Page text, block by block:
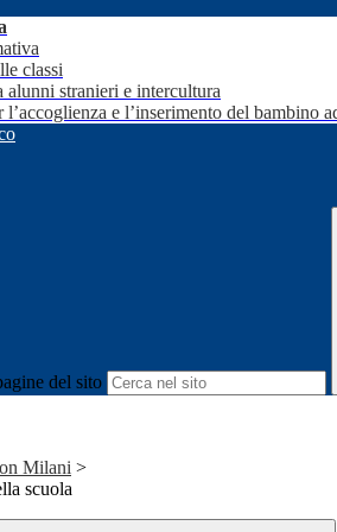
classi
alunni stranieri e intercultura
l’accoglienza e l’inserimento del bambino
del sito
Milani >
scuola